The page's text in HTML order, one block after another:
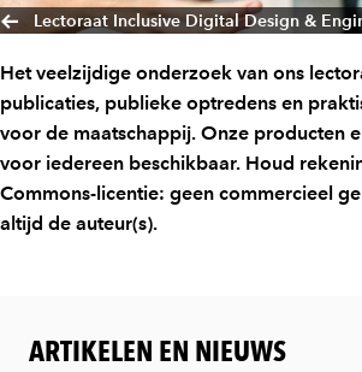
Lectoraat Inclusive Digital Design &
Het veelzijdige onderzoek van ons
publicaties, publieke optredens en
voor de maatschappij. Onze producten
voor iedereen beschikbaar. Houd
Commons-licentie: geen commercieel
altijd de auteur(s).
ARTIKELEN EN NIEUWS